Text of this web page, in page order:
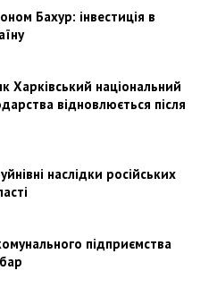
Бахур: інвестиція в
Харківський національний
відновлюється після
наслідки російських
підприємства